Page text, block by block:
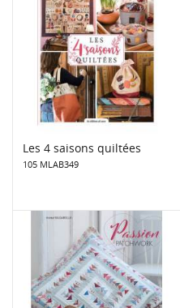
Les 4 saisons quiltées
105 MLAB349